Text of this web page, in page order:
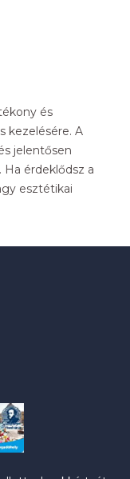
és
kezelésére. A
jelentősen
érdeklődsz a
esztétikai